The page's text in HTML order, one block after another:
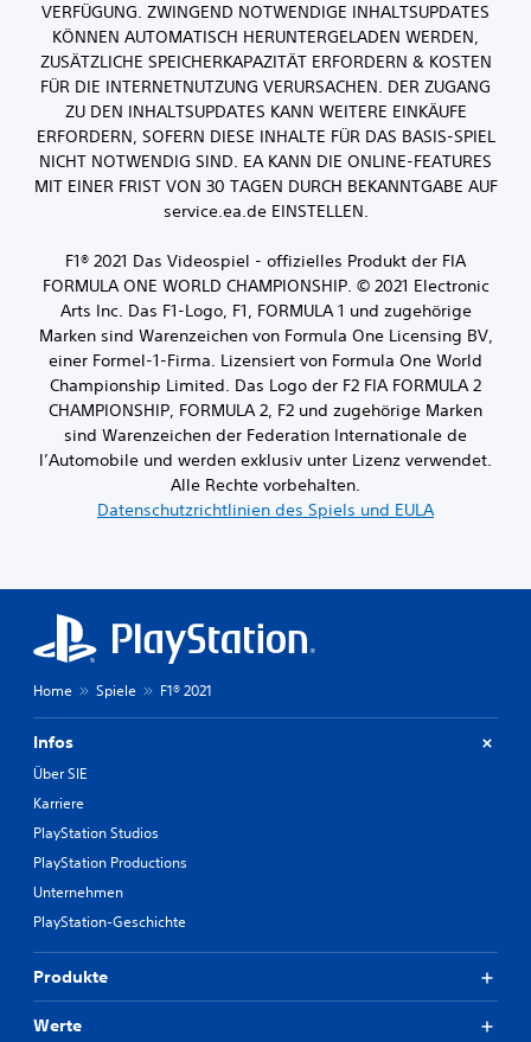
VERFÜGUNG. ZWINGEND NOTWENDIGE INHALTSUPDATES
KÖNNEN AUTOMATISCH HERUNTERGELADEN WERDEN,
ZUSÄTZLICHE SPEICHERKAPAZITÄT ERFORDERN & KOSTEN
FÜR DIE INTERNETNUTZUNG VERURSACHEN. DER ZUGANG
ZU DEN INHALTSUPDATES KANN WEITERE EINKÄUFE
ERFORDERN, SOFERN DIESE INHALTE FÜR DAS BASIS-SPIEL
NICHT NOTWENDIG SIND. EA KANN DIE ONLINE-FEATURES
MIT EINER FRIST VON 30 TAGEN DURCH BEKANNTGABE AUF
service.ea.de EINSTELLEN.
F1® 2021 Das Videospiel - offizielles Produkt der FIA
FORMULA ONE WORLD CHAMPIONSHIP. © 2021 Electronic
Arts Inc. Das F1-Logo, F1, FORMULA 1 und zugehörige
Marken sind Warenzeichen von Formula One Licensing BV,
einer Formel-1-Firma. Lizensiert von Formula One World
Championship Limited. Das Logo der F2 FIA FORMULA 2
CHAMPIONSHIP, FORMULA 2, F2 und zugehörige Marken
sind Warenzeichen der Federation Internationale de
l’Automobile und werden exklusiv unter Lizenz verwendet.
Alle Rechte vorbehalten.
Datenschutzrichtlinien des Spiels und EULA
Home Spiele F1® 2021
Infos
Über SIE
Karriere
PlayStation Studios
PlayStation Productions
Unternehmen
PlayStation-Geschichte
Produkte
Werte